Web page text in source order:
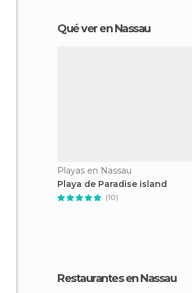
Qué ver en Nassau
Playas en Nassau
Playa de Paradise island
(10)
Restaurantes en Nassau